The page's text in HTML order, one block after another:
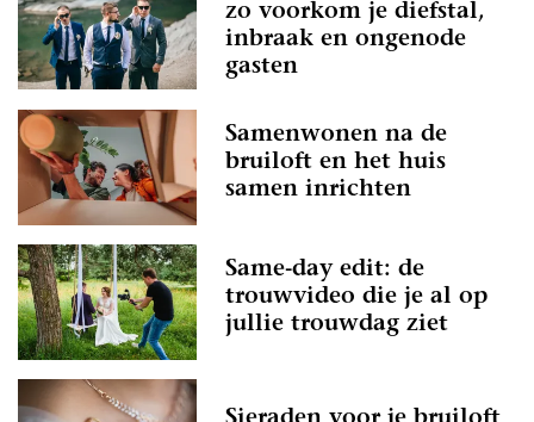
zo voorkom je diefstal,
inbraak en ongenode
gasten
Samenwonen na de
bruiloft en het huis
samen inrichten
Same-day edit: de
trouwvideo die je al op
jullie trouwdag ziet